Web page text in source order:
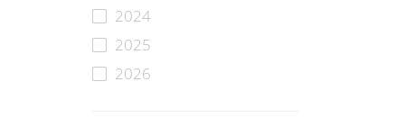
2024
2025
2026